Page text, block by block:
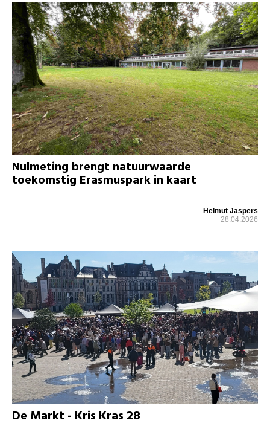
Nulmeting brengt natuurwaarde
toekomstig Erasmuspark in kaart
Helmut Jaspers
28.04.2026
De Markt - Kris Kras 28